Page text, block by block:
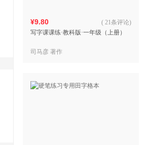
¥9.80
写字课课练·教科版·一年级（上册）
( 21条评论)
司马彦 著作